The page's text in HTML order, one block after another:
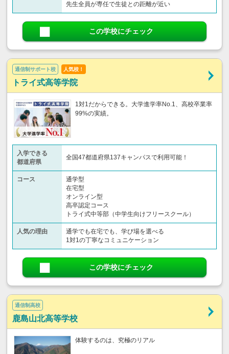
先生全員が専任で生徒との距離が近い
この学校にチェック
通信制サポート校 人気校！
トライ式高等学院
1対1だからできる。大学進学率No.1、高校卒業率
99%の実績。
入学できる
都道府県
全国47都道府県137キャンパスで利用可能！
コース
通学型
在宅型
オンライン型
高卒認定コース
トライ式中等部（中学生向けフリースクール）​
人気の理由
通学でも在宅でも、学び場を選べる
1対1の丁寧なコミュニケーション
この学校にチェック
通信制高校
鹿島山北高等学校
体験するのは、究極のリアル